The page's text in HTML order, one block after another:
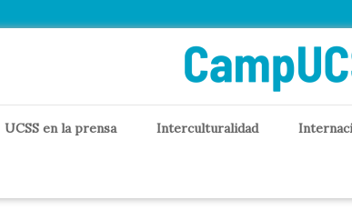
UCSS en la prensa Interculturalidad